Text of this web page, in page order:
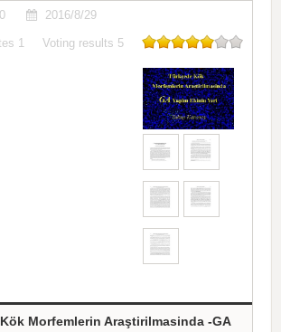
0 2016/8/29
1 Voting results 5
Morfemlerin Araştirilmasinda -GA